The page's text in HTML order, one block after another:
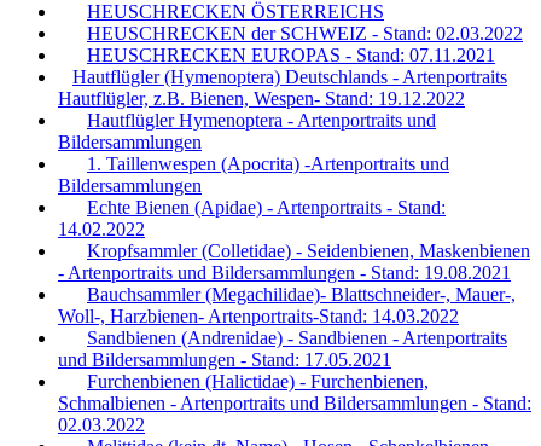
HEUSCHRECKEN ÖSTERREICHS
HEUSCHRECKEN der SCHWEIZ - Stand: 02.03.2022
HEUSCHRECKEN EUROPAS - Stand: 07.11.2021
Hautflügler (Hymenoptera) Deutschlands - Artenportraits
Hautflügler, z.B. Bienen, Wespen- Stand: 19.12.2022
Hautflügler Hymenoptera - Artenportraits und
Bildersammlungen
1. Taillenwespen (Apocrita) -Artenportraits und
Bildersammlungen
Echte Bienen (Apidae) - Artenportraits - Stand:
14.02.2022
Kropfsammler (Colletidae) - Seidenbienen, Maskenbienen
- Artenportraits und Bildersammlungen - Stand: 19.08.2021
Bauchsammler (Megachilidae)- Blattschneider-, Mauer-,
Woll-, Harzbienen- Artenportraits-Stand: 14.03.2022
Sandbienen (Andrenidae) - Sandbienen - Artenportraits
und Bildersammlungen - Stand: 17.05.2021
Furchenbienen (Halictidae) - Furchenbienen,
Schmalbienen - Artenportraits und Bildersammlungen - Stand:
02.03.2022